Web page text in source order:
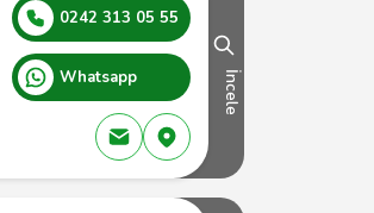
0242 313 05 55
Whatsapp İncele